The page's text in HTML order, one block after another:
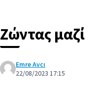
Ζώντας μαζί
Emre Avcı
22/08/2023 17:15